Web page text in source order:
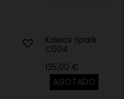
Kaleos Spark
C004
135,00 €
AGOTADO